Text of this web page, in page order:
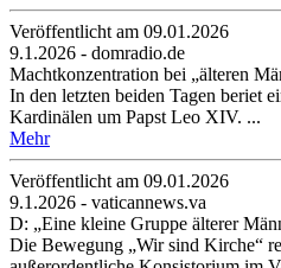
Veröffentlicht am 09­.01.2026
9.1.2026 - domradio.de
Machtkonzentration bei „älteren
In den letzten beiden Tagen beriet
Kardinälen um Papst Leo XIV. ...
Mehr
Veröffentlicht am 09­.01.2026
9.1.2026 - vaticannews.va
D: „Eine kleine Gruppe älterer
Die Bewegung „Wir sind Kirche“